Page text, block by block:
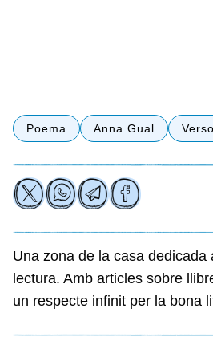
Poema Anna Gual
Una zona de la casa dedicada
lectura. Amb articles sobre
un respecte infinit per la bona